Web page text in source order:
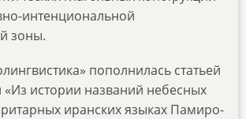
интенциональной
зоны.
пополнилась статьей
истории названий небесных
иранских языках Памиро-